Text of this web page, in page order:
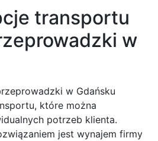
transportu
w
w Gdańsku
które można
potrzeb klienta.
jest wynajem firmy